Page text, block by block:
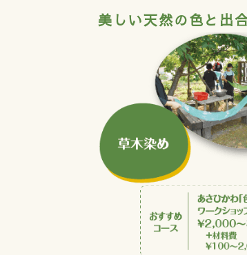
美しい天然の色と出